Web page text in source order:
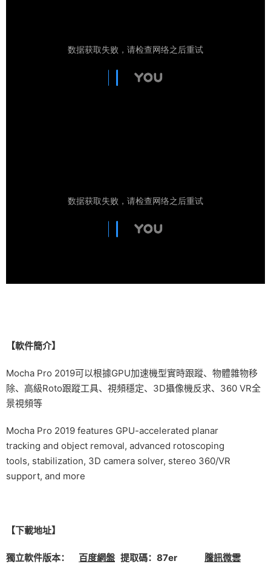
【軟件簡介】
Mocha Pro 2019可以根據GPU加速機型實時跟蹤、物體雜物移
除、高級Roto跟蹤工具、視頻穩定、3D攝像機反求、360 VR全
景視頻等
Mocha Pro 2019 features GPU-accelerated planar
tracking and object removal, advanced rotoscoping
tools, stabilization, 3D camera solver, stereo 360/VR
support, and more
【下載地址】
獨立軟件版本： 百度網盤 提取碼：87er 騰訊微雲